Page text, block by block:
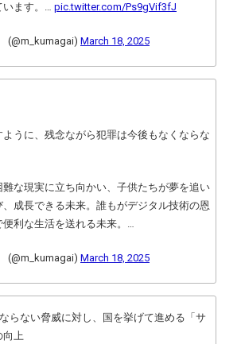
います。… pic.twitter.com/Ps9gVif3fJ
(@m_kumagai) March 18, 2025
うに、残念ながら犯罪は今後もなくならな
難な現実に立ち向かい、子供たちが夢を追い
成長できる未来。誰もがデジタル技術の恩
利な生活を送れる未来。…
(@m_kumagai) March 18, 2025
ない脅威に対し、国を挙げて進める「サ
向上